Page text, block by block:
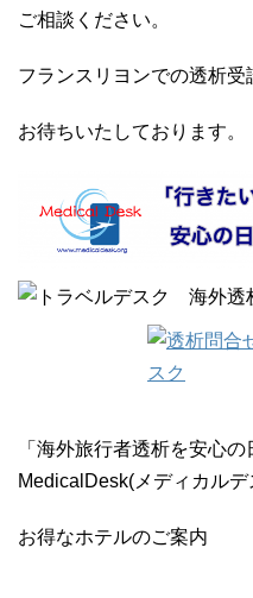
ご相談ください。
フランスリヨンでの透析受
お待ちいたしております。
「海外旅行者透析を安心
MedicalDesk(メディカルデ
お得なホテルのご案内